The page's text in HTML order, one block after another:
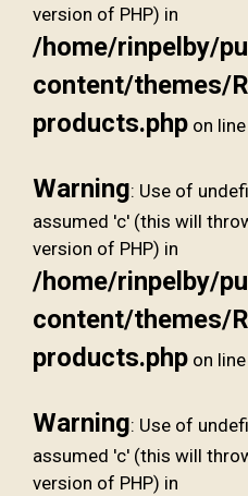
version of PHP) in
/home/rinpelby/
content/themes/
products.php on line
Warning: Use of
assumed 'c' (this will
version of PHP) in
/home/rinpelby/
content/themes/
products.php on line
Warning: Use of
assumed 'c' (this will
version of PHP) in